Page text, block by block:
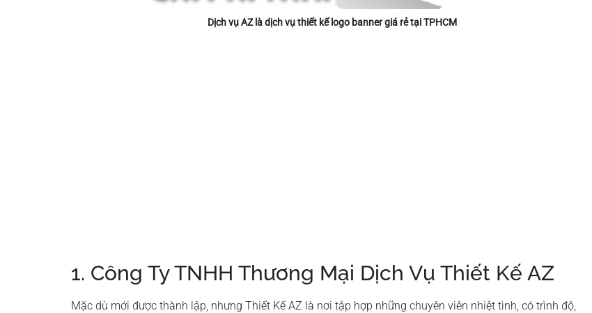
Dịch vụ AZ là dịch vụ thiết kế logo banner giá rẻ tại TPHCM
1. Công Ty TNHH Thương Mại Dịch Vụ Thiết Kế AZ
Mặc dù mới được thành lập, nhưng Thiết Kế AZ là nơi tập hợp những chuyên viên nhiệt tình, có trình độ,